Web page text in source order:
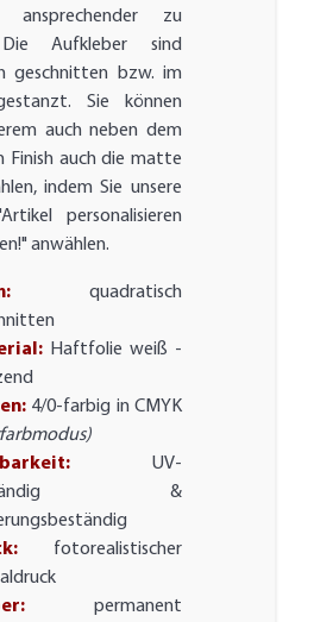
zu
Aufkleber sind
geschnitten bzw. im
Sie können
auch neben dem
Finish auch die matte
indem Sie unsere
personalisieren
anwählen.
quadratisch
Haftfolie weiß -
4/0-farbig in CMYK
UV-
&
fotorealistischer
permanent